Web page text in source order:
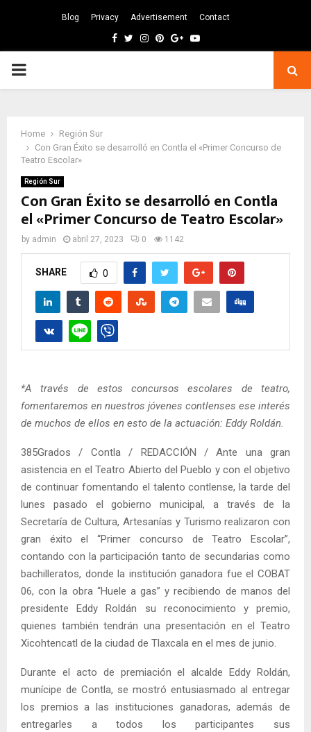
Blog Privacy Advertisement Contact
Facebook
TwitterInstagram
Pinterest
GoogleYoutube
PRIMARY
Home
Región Sur
Con Gran Éxito se desarrolló en Contla el «Primer Concurso de
Teatro Escolar»
Región Sur
Con Gran Éxito se desarrolló en Contla
el «Primer Concurso de Teatro Escolar»
by admin abril 27, 2023 0 1142
SHARE 0
*A través de estos concursos escolares de teatro,
fomentaremos en nuestros jóvenes contlenses ese interés
de muchos de ellos en esto de la actuación: Eddy Roldán.
385Grados / Contla / REDACCIÓN / Ante una gran
asistencia en el Teatro Abierto del Pueblo y con el objetivo
de continuar fomentando el talento contlense, la tarde del
lunes pasado el gobierno municipal, a través de la
Secretaría de Cultura, Artesanías y Turismo realizaron con
gran éxito el “Primer concurso de Teatro Escolar”,
contando con la participación tanto de secundarias como
bachilleratos, donde la institución ganadora fue el COBAT
06, con la obra “Huele a gas” y recibiendo de manos del
presidente Eddy Roldán su reconocimiento y premio,
quienes también tendrán una presentación en el Teatro
Xicohtencatl de la ciudad de Tlaxcala en el mes de junio.
Durante el acto de premiación el alcalde Eddy Roldán,
munícipe de Contla, se mostró entusiasmado al entregar
los premios a las instituciones ganadoras, además de
entregarles a todos los participantes sus